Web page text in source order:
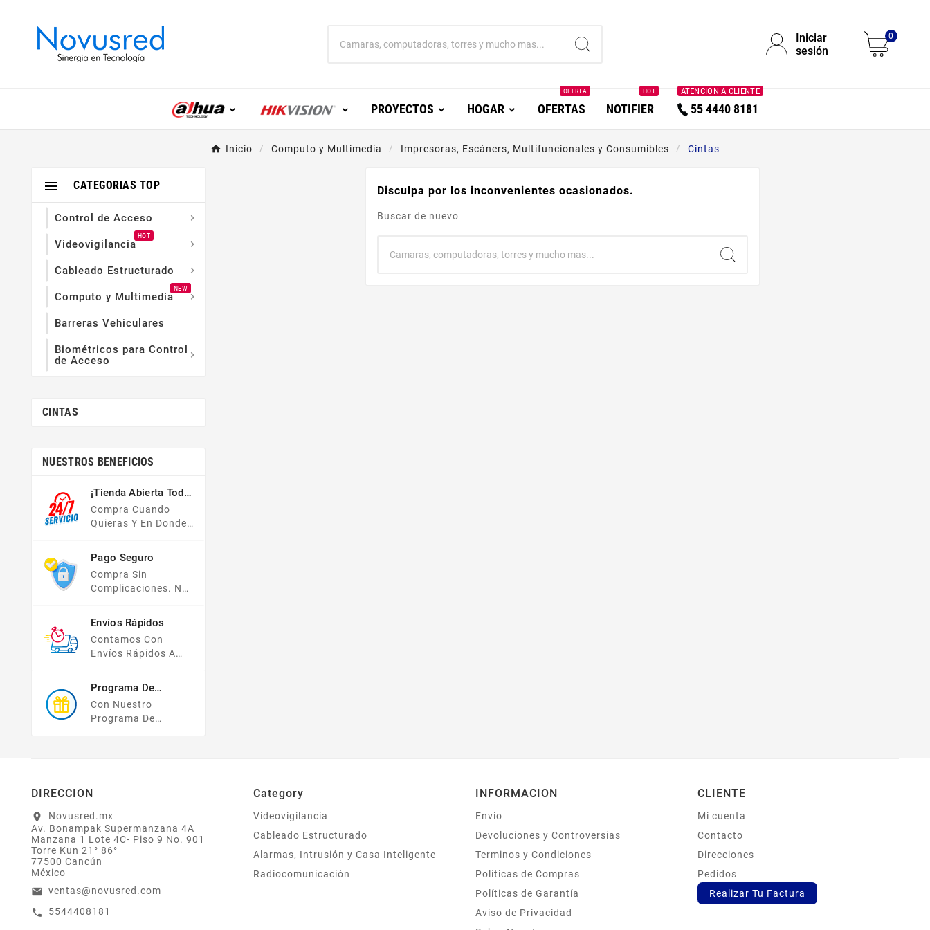
Iniciar
sesión
0
PROYECTOS HOGAR OFERTAS
OFERTA
NOTIFIER
HOT
55 4440 8181
ATENCION A CLIENTE
Inicio Computo y Multimedia Impresoras, Escáners, Multifuncionales y Consumibles Cintas
CATEGORIAS TOP

Control de Acceso 
Videovigilancia
HOT

Cableado Estructurado 
Computo y Multimedia
NEW

Barreras Vehiculares
Biométricos para Control
de Acceso

CINTAS
NUESTROS BENEFICIOS
¡Tienda Abierta Todo
El Año!
Compra Cuando
Quieras Y En Donde
Tienda En Línea Está
Disponible Las 24
Hrs Del Día, Los 7
Días De La Semana.
Pago Seguro
Compra Sin
Complicaciones. No
Pago, Todas Tus
Compras Y Tus
Datos Están
Protegidos Con
Envíos Rápidos
Contamos Con
Envíos Rápidos A
Programa De
Recompensas
Con Nuestro
Programa De
Bonifican A Tu
Electrónico El 1% Del
Total De Tu Compra,
El Cuál Podrás
Utilizar A Partir De
O Acumularlos.
Disculpa por los inconvenientes ocasionados.
Buscar de nuevo
DIRECCION
location_on
Novusred.mx
Av. Bonampak Supermanzana 4A
Manzana 1 Lote 4C- Piso 9 No. 901
Torre Kun 21° 86°
77500 Cancún
México
email ventas@novusred.com
call 5544408181
Category
Videovigilancia
Cableado Estructurado
Alarmas, Intrusión y Casa Inteligente
Radiocomunicación
INFORMACION
Envio
Devoluciones y Controversias
Terminos y Condiciones
Políticas de Compras
Políticas de Garantía
Aviso de Privacidad
CLIENTE
Mi cuenta
Contacto
Direcciones
Pedidos
Realizar Tu Factura